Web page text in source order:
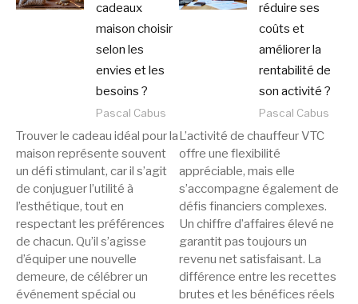
cadeaux
maison choisir
selon les
envies et les
besoins ?
Pascal Cabus
Trouver le cadeau idéal pour la
maison représente souvent
un défi stimulant, car il s’agit
de conjuguer l’utilité à
l’esthétique, tout en
respectant les préférences
de chacun. Qu’il s’agisse
d’équiper une nouvelle
demeure, de célébrer un
événement spécial ou
réduire ses
coûts et
améliorer la
rentabilité de
son activité ?
Pascal Cabus
L’activité de chauffeur VTC
offre une flexibilité
appréciable, mais elle
s’accompagne également de
défis financiers complexes.
Un chiffre d’affaires élevé ne
garantit pas toujours un
revenu net satisfaisant. La
différence entre les recettes
brutes et les bénéfices réels